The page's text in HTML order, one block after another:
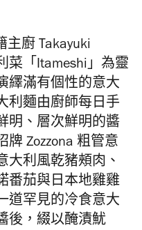
主廚 Takayuki
菜「Itameshi」為靈
繹滿有個性的意大
利麵由廚師每日手
明、層次鮮明的醬
Zozzona 粗管意
大利風乾豬頰肉、
番茄與日本地雞雞
道罕見的冷食意大
後，綴以醃漬魷